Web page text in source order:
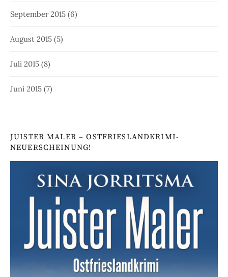
September 2015 (6)
August 2015 (5)
Juli 2015 (8)
Juni 2015 (7)
JUISTER MALER – OSTFRIESLANDKRIMI-
NEUERSCHEINUNG!